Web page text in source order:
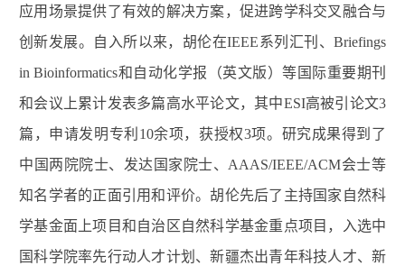
应用场景提供了有效的解决方案，促进跨学科交叉融合与
创新发展。自入所以来，胡伦在IEEE系列汇刊、Briefings
in Bioinformatics和自动化学报（英文版）等国际重要期刊
和会议上累计发表多篇高水平论文，其中ESI高被引论文3
篇，申请发明专利10余项，获授权3项。研究成果得到了
中国两院院士、发达国家院士、AAAS/IEEE/ACM会士等
知名学者的正面引用和评价。胡伦先后了主持国家自然科
学基金面上项目和自治区自然科学基金重点项目，入选中
国科学院率先行动人才计划、新疆杰出青年科技人才、新